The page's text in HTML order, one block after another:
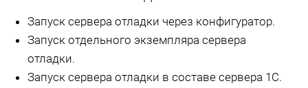
Запуск сервера отладки через конфигуратор.
Запуск отдельного экземпляра сервера
отладки.
Запуск сервера отладки в составе сервера 1С.